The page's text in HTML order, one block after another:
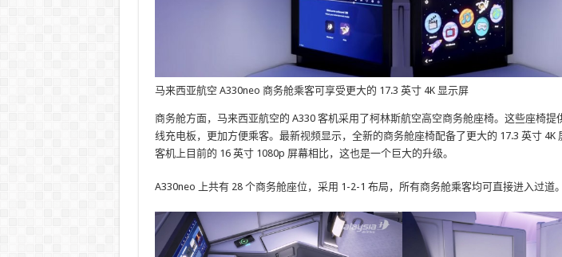
马来西亚航空 A330neo 商务舱乘客可享受更大的 17.3 英寸 4K 显示屏
商务舱方面，马来西亚航空的 A330 客机采用了柯林斯航空高空商务舱座椅。这些座椅提
线充电板，更加方便乘客。最新视频显示，全新的商务舱座椅配备了更大的 17.3 英寸 4K
客机上目前的 16 英寸 1080p 屏幕相比，这也是一个巨大的升级。
A330neo 上共有 28 个商务舱座位，采用 1-2-1 布局，所有商务舱乘客均可直接进入过道。